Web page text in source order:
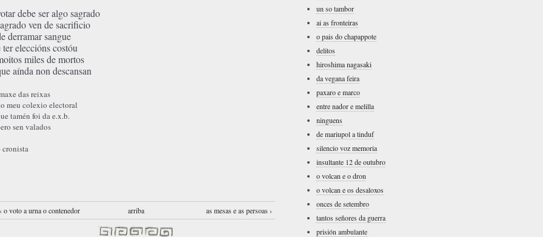
debe ser algo sagrado
ven de sacrificio
derramar sangue
ter eleccións costóu
miles de mortos
aínda non descansan
das reixas
meu colexio electoral
tamén foi da e.x.b.
sen valados
cronista
‹ o voto a urna o contenedor arriba as mesas e as persoas ›
un so tambor
ai as fronteiras
o pais do chapappote
delitos
hiroshima nagasaki
da vegana feira
paxaro e marco
entre nador e melilla
ninguens
de mariupol a tinduf
silencio voz memoria
insultante 12 de outubro
o volcan e o dron
o volcan e os desaloxos
onces de setembro
tantos señores da guerra
prisión ambulante